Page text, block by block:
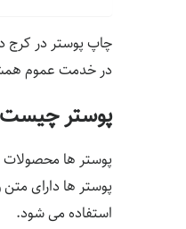
چاپ پوستر در کرج
در خدمت عموم
پوستر
پوستر ها محصولات
پوستر ها دارای
استفاده می شود.